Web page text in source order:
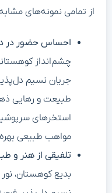
از تمامی نمونه‌های
احساس حضور در
چشم‌انداز
جریان نسیم
طبیعت و رهایی
استخرهای
مواهب طبیعی
تلفیقی از هنر و
بدیع کوهستان،